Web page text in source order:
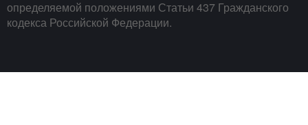
определяемой положениями Статьи 437 Гражданского
кодекса Российской Федерации.